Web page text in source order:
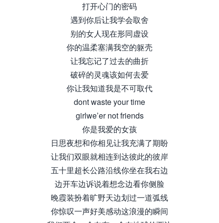
打开心门的密码
遇到你后让我学会取舍
别的女人现在形同虚设
你的温柔塞满我空的躯壳
让我忘记了过去的曲折
破碎的灵魂该如何去爱
你让我知道我是不可取代
dont waste your time
girlwe’er not friends
你是我爱的女孩
日思夜想和你相见让我充满了期盼
让我们双眼就相连到达彼此的彼岸
五十里超长公路沿线你坐在我右边
边开车边诉说着想念边看你侧脸
晚霞装扮着旷野天边划过一道弧线
你惊叹一声好美感动这浪漫的瞬间